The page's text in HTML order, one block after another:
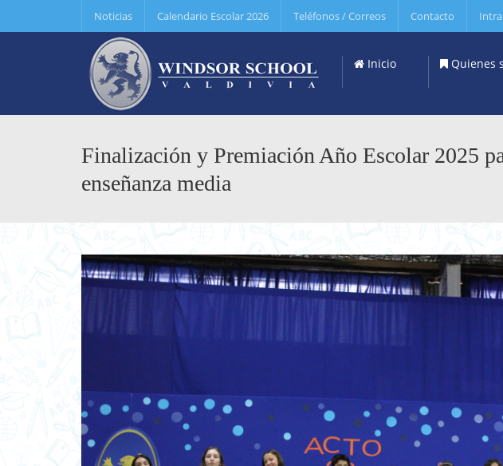
Noticias Calendario Escolar 2026 Teléfonos / Correos Contacto
Inicio Quienes
Finalización y Premiación Año Escolar 2025
enseñanza media